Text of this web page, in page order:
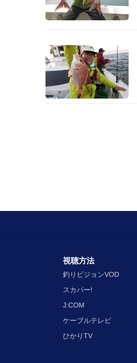
視聴方法
釣りビジョンVOD
スカパー!
J:COM
ケーブルテレビ
ひかりTV